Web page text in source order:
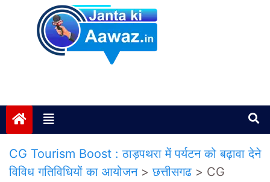
CG Tourism Boost : ठाड़पथरा में पर्यटन को बढ़ावा देने
विविध गतिविधियों का आयोजन>छत्तीसगढ > CG